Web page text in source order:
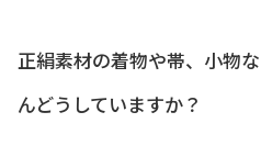
正絹素材の着物や帯、小物
んどうしていますか？